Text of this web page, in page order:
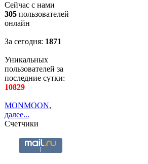
Сейчас с нами
305 пользователей
онлайн
За сегодня: 1871
Уникальных
пользователей за
последние сутки:
10829
MONMOON,
далее...
Счетчики